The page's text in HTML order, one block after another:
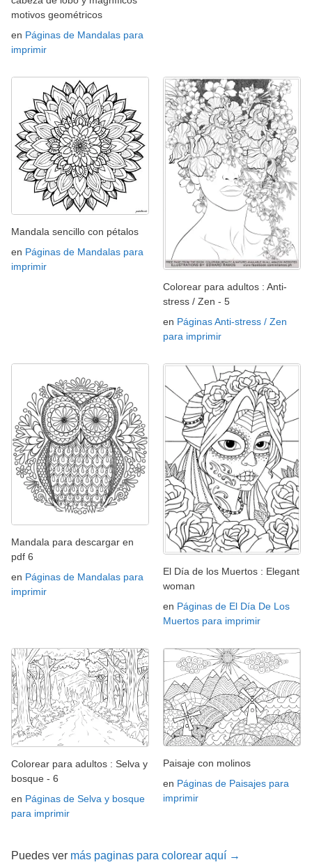
motivos geométricos
en Páginas de Mandalas para
imprimir
Mandala sencillo con pétalos
en Páginas de Mandalas para
imprimir
Colorear para adultos : Anti-
stress / Zen - 5
en Páginas Anti-stress / Zen
para imprimir
Mandala para descargar en
pdf 6
en Páginas de Mandalas para
imprimir
El Día de los Muertos : Elegant
woman
en Páginas de El Día De Los
Muertos para imprimir
Colorear para adultos : Selva y
bosque - 6
en Páginas de Selva y bosque
para imprimir
Paisaje con molinos
en Páginas de Paisajes para
imprimir
Puedes ver más paginas para colorear aquí →